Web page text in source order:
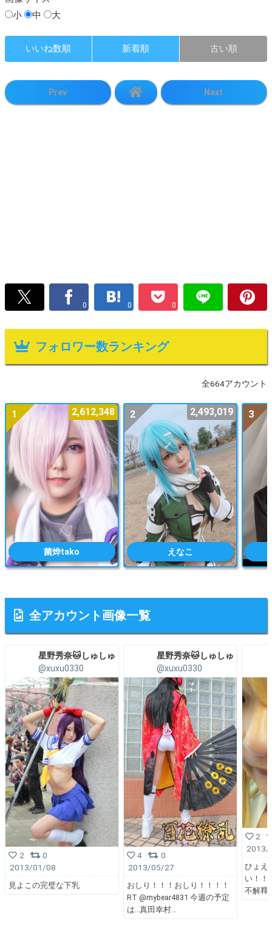
小
中 大
いいね数順 新着順 古い順
Prev Next
0 0 0
フォロワー数ランキング
全664アカウント
菌烨tako
1 2,612,348
えなこ
2 2,493,019 3
全アカウント画像一覧
星野秀奈🐱しゅしゅ
@xuxu0330
2
0
2013/01/08
見よこの完璧な下乳
星野秀奈🐱しゅしゅ
@xuxu0330
4
0
2013/05/27
おしり！！！おしり！！！！
RT @mybear4831 今週の予定
は…真田幸村
2
2013/
ひょえ
い！！
不解釋